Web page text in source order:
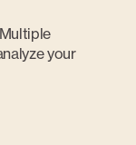
your